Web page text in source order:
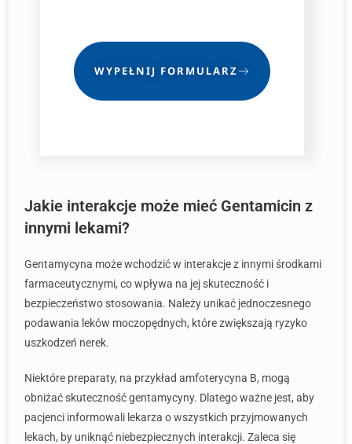
WYPEŁNIJ FORMULARZ
Jakie interakcje może mieć Gentamicin z
innymi lekami?
Gentamycyna może wchodzić w interakcje z innymi środkami
farmaceutycznymi, co wpływa na jej skuteczność i
bezpieczeństwo stosowania. Należy unikać jednoczesnego
podawania leków moczopędnych, które zwiększają ryzyko
uszkodzeń nerek.
Niektóre preparaty, na przykład amfoterycyna B, mogą
obniżać skuteczność gentamycyny. Dlatego ważne jest, aby
pacjenci informowali lekarza o wszystkich przyjmowanych
lekach, by uniknąć niebezpiecznych interakcji. Zaleca się